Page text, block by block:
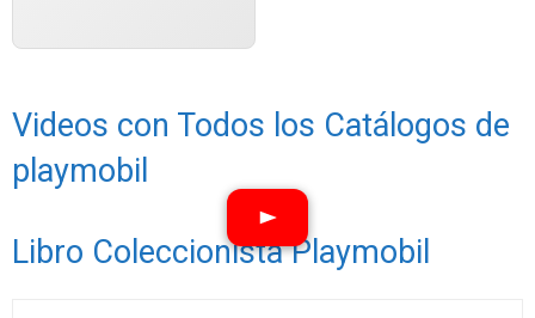
Videos con Todos los Catálogos de
playmobil
Libro Coleccionista Playmobil